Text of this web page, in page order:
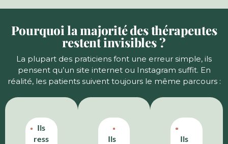
Pourquoi la majorité des thérapeutes
restent invisibles ?
La plupart des praticiens font une erreur simple, ils
pensent qu’un site internet ou Instagram suffit. En
réalité, les patients suivent toujours le même parcours :
Ils
ress
Ils
Ils